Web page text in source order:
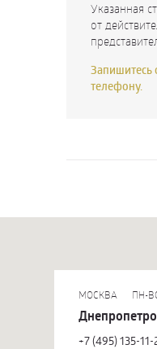
Указанная
от
Запишитесь
телефону.
МОСКВА ПН-
+7 (495) 135-11-